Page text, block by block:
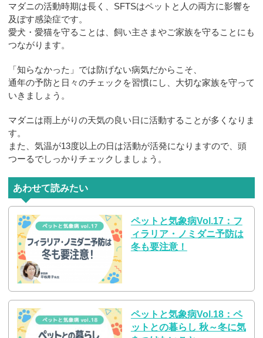
マダニの活動時期は長く、SFTSはペットと人の両方に影響を
及ぼす感染症です。
愛犬・愛猫を守ることは、飼い主さまやご家族を守ることにも
つながります。
「知らなかった」では防げない病気だからこそ、
通年の予防と日々のチェックを習慣にし、大切な家族を守って
いきましょう。
マダニは雨上がりの天気の良い日に活動することが多くなりま
す。
また、気温が13度以上の日は活動が活発になりますので、頭
つーるでしっかりチェックしましょう。
あわせて読みたい
ペットと気象病Vol.17：フ
ィラリア・ノミダニ予防は
冬も要注意！
ペットと気象病Vol.18：ペ
ットとの暮らし 秋～冬に気